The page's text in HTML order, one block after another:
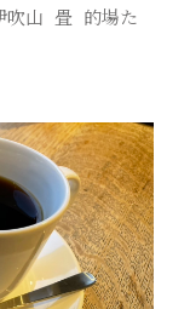
吹山 畳 的場た